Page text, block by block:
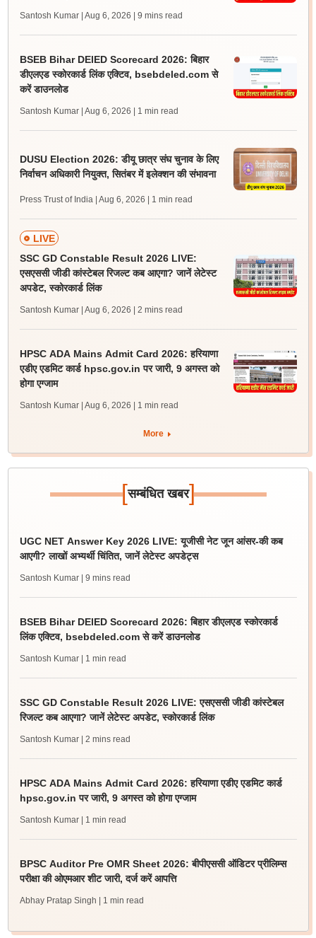
Santosh Kumar | Aug 6, 2026 | 9 mins read
BSEB Bihar DElED Scorecard 2026: बिहार
डीएलएड स्कोरकार्ड लिंक एक्टिव, bsebdeled.com से
करें डाउनलोड
Santosh Kumar | Aug 6, 2026 | 1 min read
DUSU Election 2026: डीयू छात्र संघ चुनाव के लिए
निर्वाचन अधिकारी नियुक्त, सितंबर में इलेक्शन की संभावना
Press Trust of India | Aug 6, 2026 | 1 min read
LIVE
SSC GD Constable Result 2026 LIVE:
एसएससी जीडी कांस्टेबल रिजल्ट कब आएगा? जानें लेटेस्ट
अपडेट, स्कोरकार्ड लिंक
Santosh Kumar | Aug 6, 2026 | 2 mins read
HPSC ADA Mains Admit Card 2026: हरियाणा
एडीए एडमिट कार्ड hpsc.gov.in पर जारी, 9 अगस्त को
होगा एग्जाम
Santosh Kumar | Aug 6, 2026 | 1 min read
More
[सम्बंधित खबर]
UGC NET Answer Key 2026 LIVE: यूजीसी नेट जून आंसर-की कब
आएगी? लाखों अभ्यर्थी चिंतित, जानें लेटेस्ट अपडेट्स
Santosh Kumar | 9 mins read
BSEB Bihar DElED Scorecard 2026: बिहार डीएलएड स्कोरकार्ड
लिंक एक्टिव, bsebdeled.com से करें डाउनलोड
Santosh Kumar | 1 min read
SSC GD Constable Result 2026 LIVE: एसएससी जीडी कांस्टेबल
रिजल्ट कब आएगा? जानें लेटेस्ट अपडेट, स्कोरकार्ड लिंक
Santosh Kumar | 2 mins read
HPSC ADA Mains Admit Card 2026: हरियाणा एडीए एडमिट कार्ड
hpsc.gov.in पर जारी, 9 अगस्त को होगा एग्जाम
Santosh Kumar | 1 min read
BPSC Auditor Pre OMR Sheet 2026: बीपीएससी ऑडिटर प्रीलिम्स
परीक्षा की ओएमआर शीट जारी, दर्ज करें आपत्ति
Abhay Pratap Singh | 1 min read